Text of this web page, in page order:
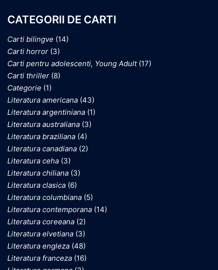
CATEGORII DE CARTI
Carti bilingve (14)
Carti horror (3)
Carti pentru adolescenti, Young Adult (17)
Carti thriller (8)
Categorie (1)
Literatura americana (43)
Literatura argentiniana (1)
Literatura australiana (3)
Literatura braziliana (4)
Literatura canadiana (2)
Literatura ceha (3)
Literatura chiliana (3)
Literatura clasica (6)
Literatura columbiana (5)
Literatura contemporana (14)
Literatura coreeana (2)
Literatura elvetiana (3)
Literatura engleza (48)
Literatura franceza (16)